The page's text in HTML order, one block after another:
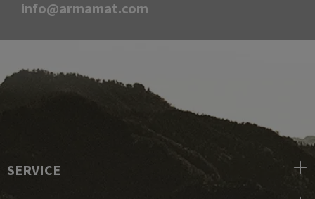
info@armamat.com
SERVICE